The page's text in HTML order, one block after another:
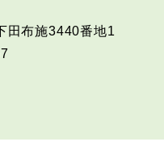
田布施3440番地1